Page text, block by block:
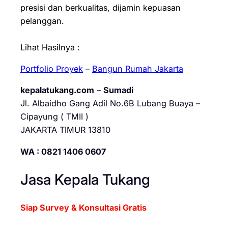
presisi dan berkualitas, dijamin kepuasan
pelanggan.
Lihat Hasilnya :
Portfolio Proyek – Bangun Rumah Jakarta
kepalatukang.com – Sumadi
Jl. Albaidho Gang Adil No.6B Lubang Buaya –
Cipayung ( TMII )
JAKARTA TIMUR 13810
WA : 0821 1406 0607
Jasa Kepala Tukang
Siap Survey & Konsultasi Gratis